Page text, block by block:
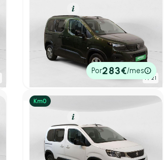
1/ 21
Peugeot Rifter
1.5 BLUEHDI 100CV ALLURE
BUSINESS STD 4P
202421.049 km100cvManual
Por283€/mes
Peugeot Rifter
1.5 BLUEHDI 100CV ALLURE
BUSINESS STAND 5P